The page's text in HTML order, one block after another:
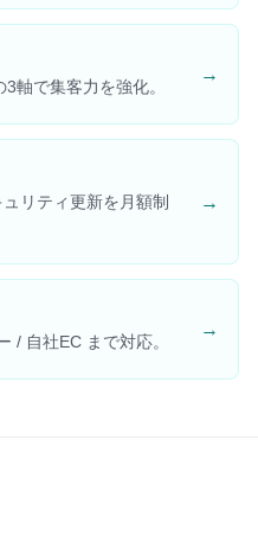
軸で集客力を強化。
→
リティ更新を月額制
→
/ 自社EC まで対応。
→